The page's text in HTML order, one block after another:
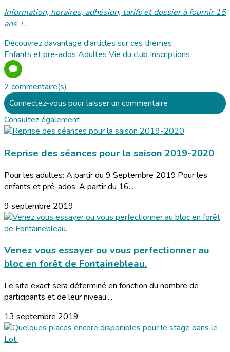
Information, horaires, adhésion, tarifs et dossier à fournir 15
ans +.
Découvrez davantage d'articles sur ces thèmes :
Enfants et pré-ados Adultes Vie du club Inscriptions
2 commentaire(s)
Connectez-vous pour laisser un commentaire
Consultez également
Reprise des séances pour la saison 2019-2020
Pour les adultes: A partir du 9 Septembre 2019.Pour les
enfants et pré-ados: A partir du 16...
9 septembre 2019
Venez vous essayer ou vous perfectionner au
bloc en forêt de Fontainebleau.
Le site exact sera déterminé en fonction du nombre de
participants et de leur niveau....
13 septembre 2019